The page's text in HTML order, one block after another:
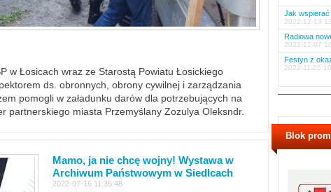
w Łosicach wraz ze Starostą Powiatu Łosickiego
ds. obronnych, obrony cywilnej i zarządzania
pomogli w załadunku darów dla potrzebujących na
partnerskiego miasta Przemyślany Zozulya Oleksndr.
Mamo, ja nie chcę wojny! Wystawa w
Archiwum Państwowym w Siedlcach
2022-07-16 11:35:48
Jak wspierać
2022-12-13
Radiowa
2022-12-07
Festyn z
2022-11-25
Blok